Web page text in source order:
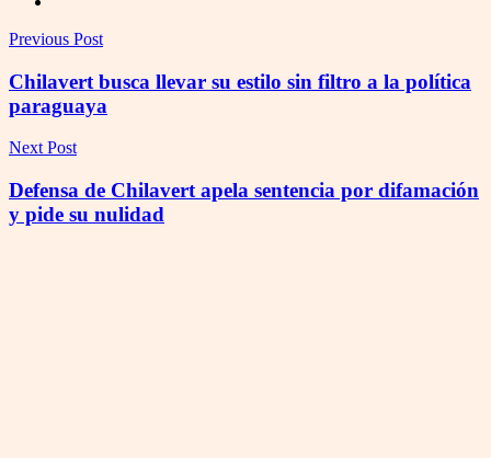
Previous Post
Chilavert busca llevar su estilo sin filtro a la política
paraguaya
Next Post
Defensa de Chilavert apela sentencia por difamación
y pide su nulidad